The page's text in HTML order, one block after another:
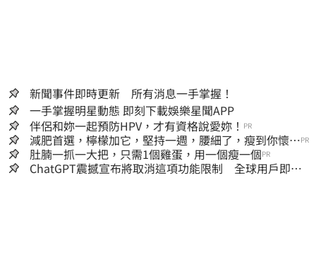
新聞事件即時更新 所有消息一手掌握！
一手掌握明星動態 即刻下載娛樂星聞APP
伴侶和妳一起預防HPV，才有資格說愛妳！ PR
減肥首選，檸檬加它，堅持一週，腰細了，瘦到你懷疑
人生
PR
肚腩一抓一大把，只需1個雞蛋，用一個瘦一個PR
ChatGPT震撼宣布將取消這項功能限制 全球用戶即刻